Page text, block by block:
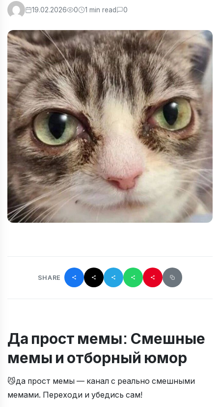
19.02.2026 0 1 min read 0
SHARE
Да прост мемы: Смешные
мемы и отборный юмор
😼да прост мемы — канал с реально смешными
мемами. Переходи и убедись сам!